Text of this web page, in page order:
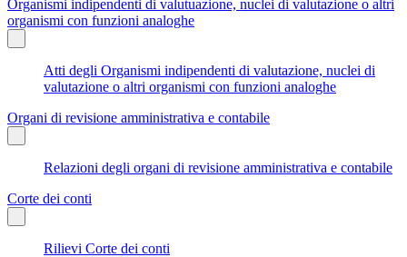
Organismi indipendenti di valutuazione, nuclei di valutazione o altri
organismi con funzioni analoghe
Atti degli Organismi indipendenti di valutazione, nuclei di
valutazione o altri organismi con funzioni analoghe
Organi di revisione amministrativa e contabile
Relazioni degli organi di revisione amministrativa e contabile
Corte dei conti
Rilievi Corte dei conti